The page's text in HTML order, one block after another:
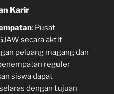
Karir
: Pusat
secara aktif
peluang magang dan
reguler
siswa dapat
dengan tujuan